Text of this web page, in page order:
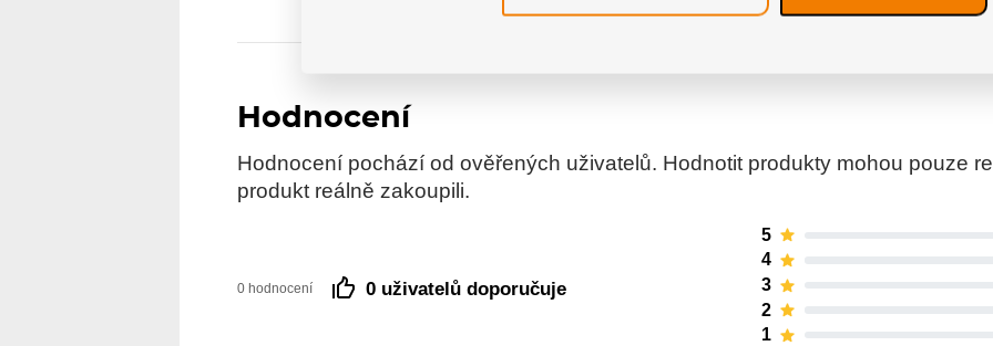
Hodnocení
Hodnocení pochází od ověřených uživatelů. Hodnotit produkty mohou pouze
produkt reálně zakoupili.
0 hodnocení 0 uživatelů doporučuje
5
4
3
2
1